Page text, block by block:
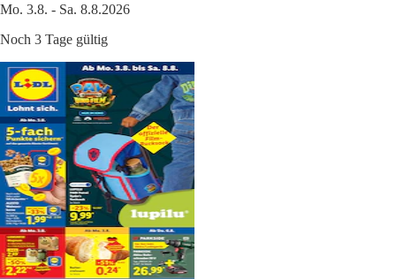
Mo. 3.8. - Sa. 8.8.2026
Noch 3 Tage gültig